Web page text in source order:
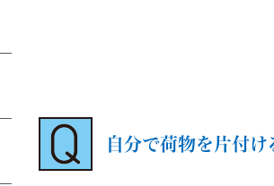
自分で荷物を片付